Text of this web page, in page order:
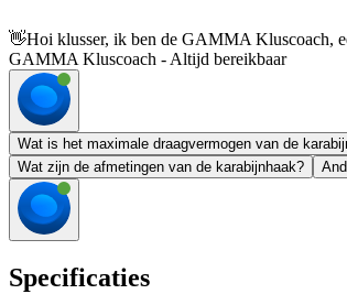
👋Hoi klusser, ik ben de GAMMA Kluscoach,
GAMMA Kluscoach - Altijd bereikbaar
Wat is het maximale draagvermogen van de
Wat zijn de afmetingen van de karabijnhaak?
Specificaties